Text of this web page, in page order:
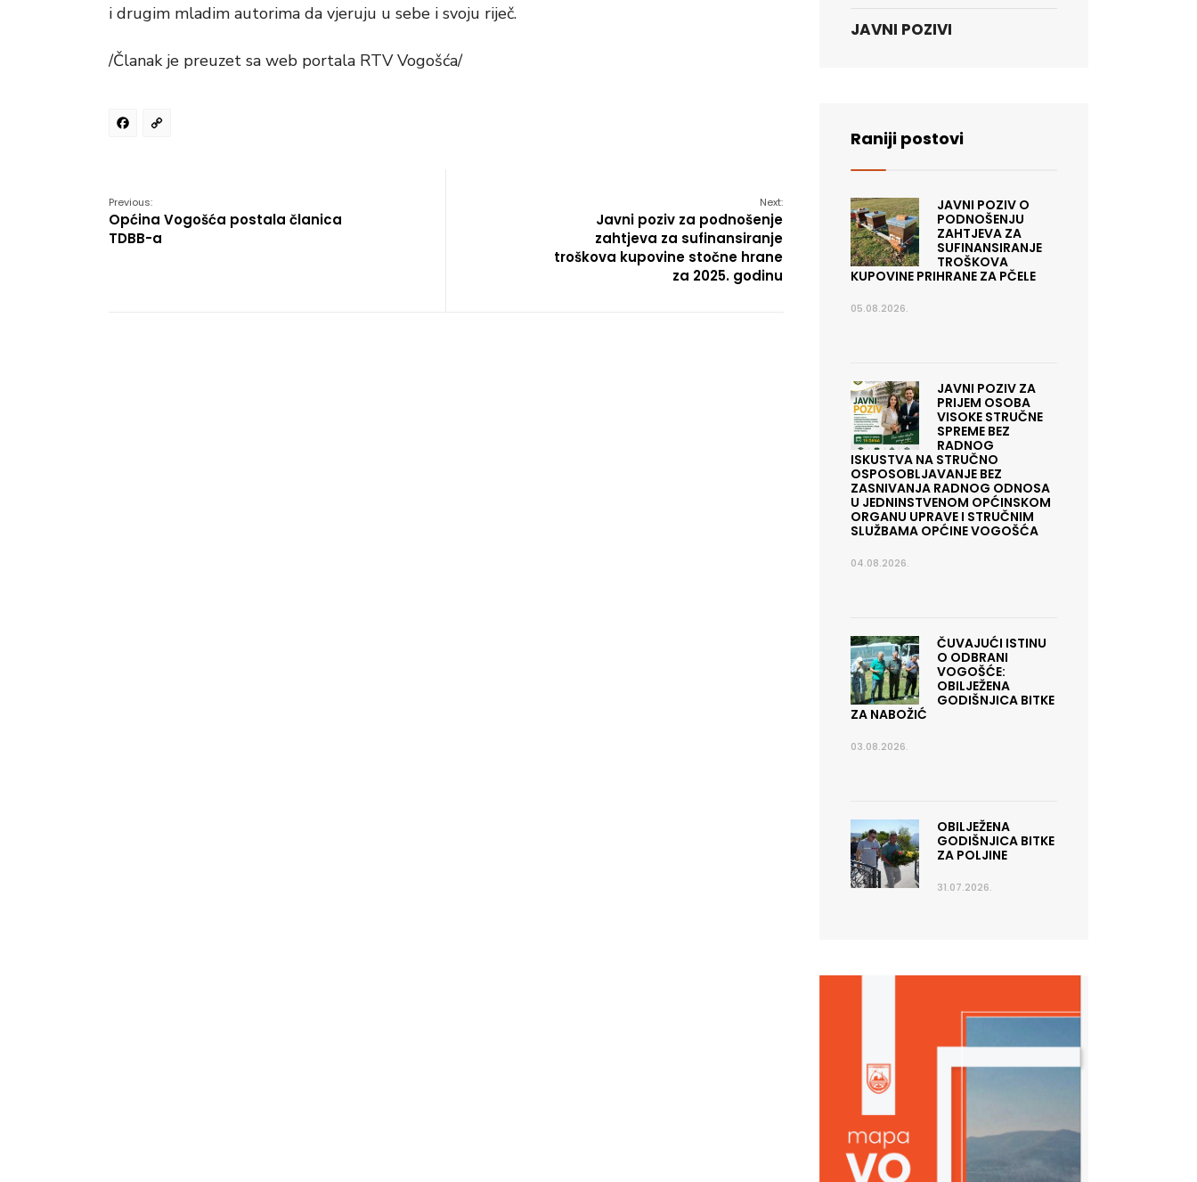
i drugim mladim autorima da vjeruju u sebe i svoju riječ.
/Članak je preuzet sa web portala RTV Vogošća/
Facebook
Previous:
Općina Vogošća postala članica
TDBB-a
Next:
Javni poziv za podnošenje
zahtjeva za sufinansiranje
troškova kupovine stočne hrane
za 2025. godinu
JAVNI POZIVI
Raniji postovi
JAVNI POZIV O
PODNOŠENJU
ZAHTJEVA ZA
SUFINANSIRANJE
TROŠKOVA
KUPOVINE PRIHRANE ZA PČELE
05.08.2026.
JAVNI POZIV ZA
PRIJEM OSOBA
VISOKE STRUČNE
SPREME BEZ
RADNOG
ISKUSTVA NA STRUČNO
OSPOSOBLJAVANJE BEZ
ZASNIVANJA RADNOG ODNOSA
U JEDNINSTVENOM OPĆINSKOM
ORGANU UPRAVE I STRUČNIM
SLUŽBAMA OPĆINE VOGOŠĆA
04.08.2026.
ČUVAJUĆI ISTINU
O ODBRANI
VOGOŠĆE:
OBILJEŽENA
GODIŠNJICA BITKE
ZA NABOŽIĆ
03.08.2026.
OBILJEŽENA
GODIŠNJICA BITKE
ZA POLJINE
31.07.2026.